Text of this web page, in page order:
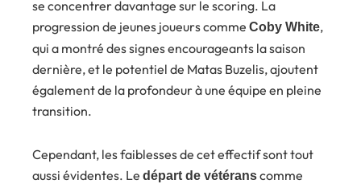
se concentrer davantage sur le scoring. La
progression de jeunes joueurs comme Coby White,
qui a montré des signes encourageants la saison
dernière, et le potentiel de Matas Buzelis, ajoutent
également de la profondeur à une équipe en pleine
transition.
Cependant, les faiblesses de cet effectif sont tout
aussi évidentes. Le départ de vétéranscomme